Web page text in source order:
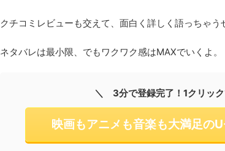
クチコミレビューも交えて、面白く詳しく語っちゃう
ネタバレは最小限、でもワクワク感はMAXでいくよ。
＼ 3分で登録完了！1クリッ
映画もアニメも音楽も大満足の